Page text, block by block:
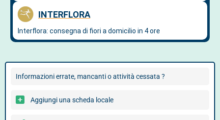
Informazioni errate, mancanti o attività cessata ?
Aggiungi una scheda locale